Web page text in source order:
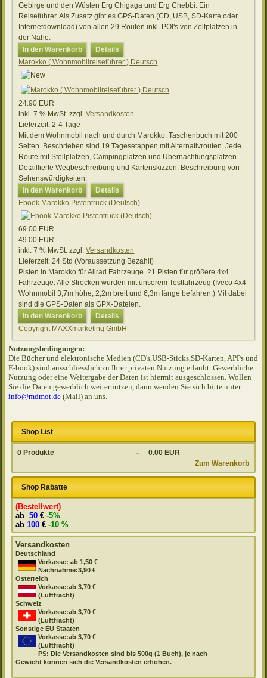
Gebirge und den Wüsten Erg Chigaga und Erg Chebbi. Ein
Reiseführer. Als Zusatz gibt es GPS-Daten (CD, USB, SD-Karte oder
Internetdownload) von allen 29 Routen inkl. POI's von Zeltplätzen in
der Nähe.
In den Warenkorb
Details
Marokko ( Wohnmobilreiseführer ) Deutsch
24.90 EUR
inkl. 7 % MwSt. zzgl.Versandkosten
Lieferzeit:2-4 Tage
Mit dem Wohnmobil nach und durch Marokko. Taschenbuch mit 200
Seiten. Beschrieben sind 19 Tagesetappen mit Alternativrouten. Jede
Route mit Stellplätzen, Campingplätzen und Übernachtungsplätzen.
Detaillierte Wegbeschreibung und Kartenskizzen. Beschreibung von
Sehenswürdigkeiten.
In den Warenkorb
Details
Ebook Marokko Pistentruck (Deutsch)
69.00 EUR
49.00 EUR
inkl. 7 % MwSt. zzgl.Versandkosten
Lieferzeit:24 Std (Voraussetzung Bezahlt)
Pisten in Marokko für Allrad Fahrzeuge. 21 Pisten für größere 4x4
Fahrzeuge. Alle Strecken wurden mit unserem Testfahrzeug (Iveco 4x4
Wohnmobil 3,7m höhe, 2,2m breit und 6,3m länge befahren.) Mit dabei
sind die GPS-Daten als GPX-Dateien.
In den Warenkorb
Details
Copyright MAXXmarketing GmbH
Nutzungsbedingungen:
Die Bücher und elektronische Medien (CD's,USB-Sticks,SD-Karten, APPs und
E-book) sind ausschliesslich zu Ihrer privaten Nutzung erlaubt. Gewerbliche
Nutzung oder eine Weitergabe der Daten ist hiermit ausgeschlossen. Wollen
Sie die Daten gewerblich weiternutzen, dann wenden Sie sich bitte unter
info@mdmot.de (Mail) an uns.
Shop List
0 Produkte -
0.00 EUR
Zum Warenkorb
Shop Rabatte
(Bestellwert)
ab 50 €-5%
ab 100 €-10 %
Versandkosten
Deutschland
Vorkasse: ab 1,50 €
Nachnahme:3,90 €
Österreich
Vorkasse:ab 3,70 €
(Luftfracht)
Schweiz
Vorkasse:ab 3,70 €
(Luftfracht)
Sonstige EU Staaten
Vorkasse:ab 3,70 €
(Luftfracht)
PS: Die Versandkosten sind bis 500g (1 Buch), je nach
Gewicht können sich die Versandkosten erhöhen.